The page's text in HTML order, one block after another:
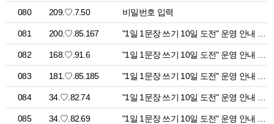
080 209.♡.7.50 비밀번호 입력
081 200.♡.85.167
082 168.♡.91.6
083 181.♡.85.185
084 34.♡.82.74
085 34.♡.82.69